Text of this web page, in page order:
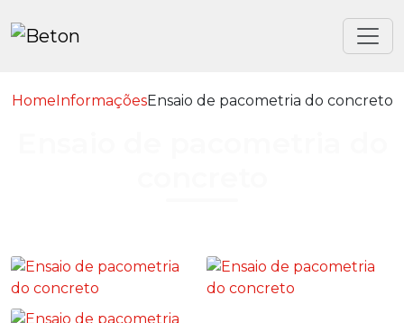
HomeInformaçõesEnsaio de pacometria do concreto